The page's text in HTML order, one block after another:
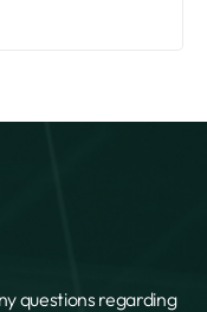
questions regarding